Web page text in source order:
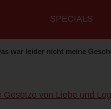
Hauptmenü
SPECIALS
war leider nicht meine
Gesetze von Liebe und